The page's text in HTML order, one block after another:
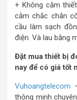
+ Không cắm
cắm chắc chắn
cầu làm sạch
điện. Và lau bằng
Đặt mua thiết bị
nay để có giá tốt
Vuhoangtelecom
thông minh